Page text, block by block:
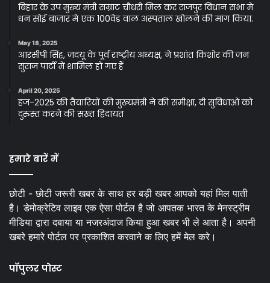
बिहार के उप मुख्य मंत्री सम्राट चौधरी मिल कर राजपुर विधान सभा मे
धन सोई बाजार मे एक 100वेड वाल अस्पताल खोलने की मांग किया.
May 18, 2025
आरसीपी सिंह, जदयू के पूर्व राष्ट्रीय अध्यक्ष, ने प्रशांत किशोर की जन
सुराज पार्टी में शामिल हो गए हैं
April 20, 2025
हज-2025 की तैयारियों की मुख्यमंत्री ने की समीक्षा, दी सुविधाओं को
दुरुस्त करने की सख्त हिदायत
हमारे बारें में
छोटी - छोटी जरूरी खबर के साथ हर बड़ी खबर आपको यहां मिल पाती
है। डेमोक्रेटिव लाइव एक ऐसा पोर्टल है जो आपतक भारत के मेनस्ट्रीम
मीडिया द्वारा दबाया या नजरअंदाज किया हुआ खबर भी ले आता है। अपनी
खबरे हमारे पोर्टल पर प्रकाशित करवाने क लिए हमें मेल करे।
पॉपुलर पोस्ट